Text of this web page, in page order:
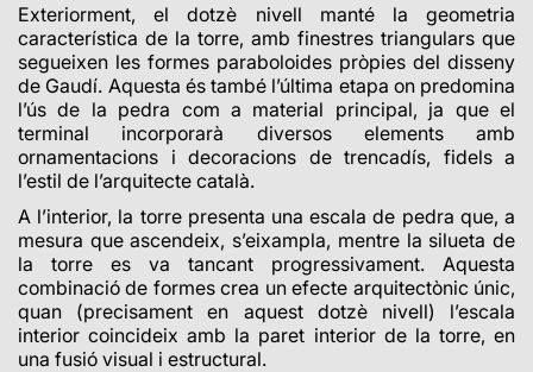
Exteriorment, el dotzè nivell manté la geometria
característica de la torre, amb finestres triangulars que
segueixen les formes paraboloides pròpies del disseny
de Gaudí. Aquesta és també l’última etapa on predomina
l’ús de la pedra com a material principal, ja que el
terminal incorporarà diversos elements amb
ornamentacions i decoracions de trencadís, fidels a
l’estil de l’arquitecte català.
A l’interior, la torre presenta una escala de pedra que, a
mesura que ascendeix, s’eixampla, mentre la silueta de
la torre es va tancant progressivament. Aquesta
combinació de formes crea un efecte arquitectònic únic,
quan (precisament en aquest dotzè nivell) l’escala
interior coincideix amb la paret interior de la torre, en
una fusió visual i estructural.